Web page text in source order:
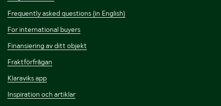
Frequently asked questions (in English)
For international buyers
Finansiering av ditt objekt
Fraktförfrågan
Klaraviks app
Inspiration och artiklar